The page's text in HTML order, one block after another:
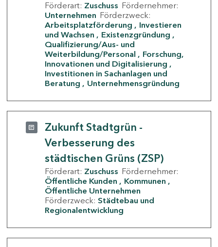
Förderart: Zuschuss Fördernehmer:
Unternehmen Förderzweck:
Arbeitsplatzförderung
Investieren
und Wachsen
Existenzgründung
Qualifizierung/Aus- und
Weiterbildung/Personal
Forschung,
Innovationen und Digitalisierung
Investitionen in Sachanlagen und
Beratung
Unternehmensgründung
Zukunft Stadtgrün -
Verbesserung des
städtischen Grüns (ZSP)
Förderart: Zuschuss Fördernehmer:
Öffentliche Kunden
Kommunen
Öffentliche Unternehmen
Förderzweck: Städtebau und
Regionalentwicklung